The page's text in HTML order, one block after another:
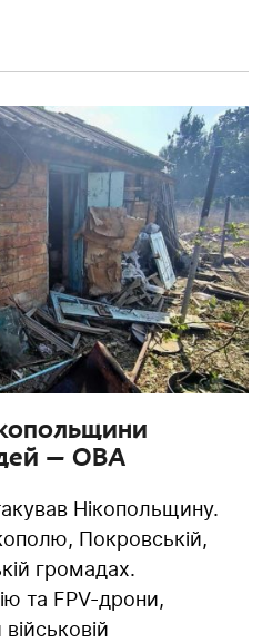
— ОВА
Нікопольщину.
Покровській,
громадах.
та FPV-дрони,